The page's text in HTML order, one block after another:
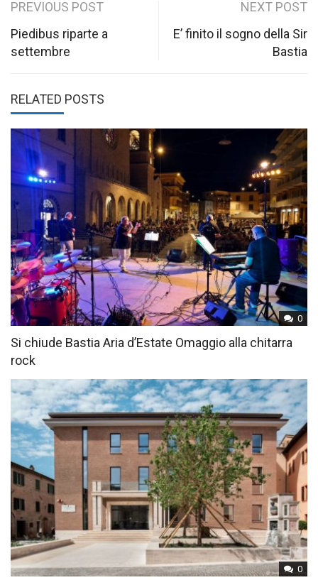
Post
navigation
PREVIOUS POST
Piedibus riparte a
settembre
NEXT POST
E’ finito il sogno della Sir
Bastia
RELATED POSTS
0
Si chiude Bastia Aria d’Estate Omaggio alla chitarra
rock
0